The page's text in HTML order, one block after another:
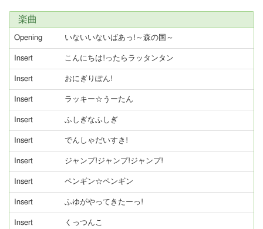
楽曲
Opening いないいないばあっ!～森の国～
Insert こんにちは!ったらラッタンタン
Insert おにぎりぽん!
Insert ラッキー☆うーたん
Insert ふしぎなふしぎ
Insert でんしゃだいすき!
Insert ジャンプ!ジャンプ!ジャンプ!
Insert ペンギン☆ペンギン
Insert ふゆがやってきたーっ!
Insert くっつんこ